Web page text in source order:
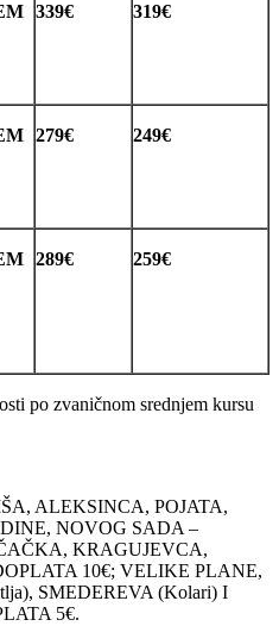
339€ 319€
279€ 249€
289€ 259€
po zvaničnom srednjem kursu
ALEKSINCA, POJATA,
NOVOG SADA –
KRAGUJEVCA,
10€; VELIKE PLANE,
SMEDEREVA (Kolari) I
5€.